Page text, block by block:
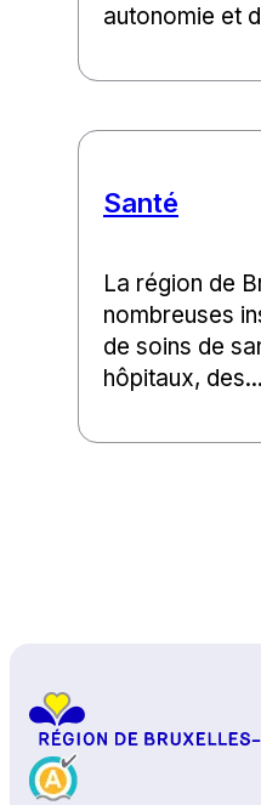
autonomie et
Santé
La région de
nombreuses
de soins de
hôpitaux, des...